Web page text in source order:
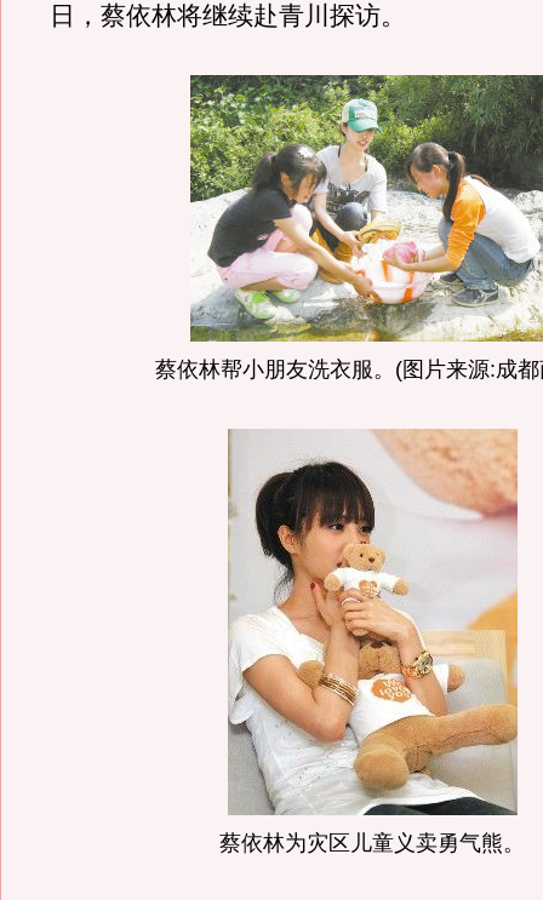
日，蔡依林将继续赴青川探访。
蔡依林帮小朋友洗衣服。(图片来源:成
蔡依林为灾区儿童义卖勇气熊。